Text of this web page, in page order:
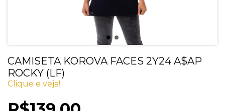
CAMISETA KOROVA FACES 2Y24 A$AP
ROCKY (LF)
Clique e veja!